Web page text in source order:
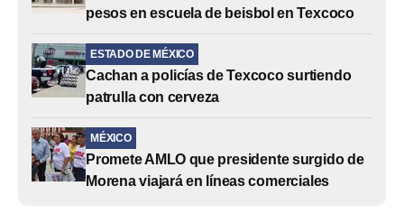
pesos en escuela de beisbol en Texcoco
ESTADO DE MÉXICO
Cachan a policías de Texcoco surtiendo
patrulla con cerveza
MÉXICO
Promete AMLO que presidente surgido de
Morena viajará en líneas comerciales